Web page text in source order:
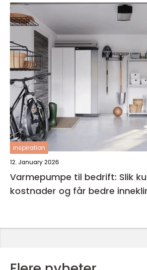
inspiration
12. January 2026
Varmepumpe til bedrift: Slik
kostnader og får bedre